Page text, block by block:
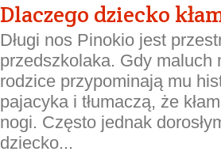
Dlaczego dziecko
Długi nos Pinokio jest
przedszkolaka. Gdy maluch
rodzice przypominają mu
pajacyka i tłumaczą, że
nogi. Często jednak
dziecko...